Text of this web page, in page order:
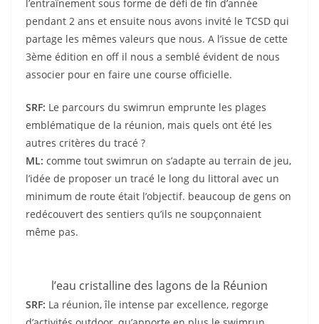
l’entraînement sous forme de défi de fin d’année
pendant 2 ans et ensuite nous avons invité le TCSD qui
partage les mêmes valeurs que nous. A l’issue de cette
3ème édition en off il nous a semblé évident de nous
associer pour en faire une course officielle.
SRF: Le parcours du swimrun emprunte les plages
emblématique de la réunion, mais quels ont été les
autres critères du tracé ?
ML: comme tout swimrun on s’adapte au terrain de jeu,
l’idée de proposer un tracé le long du littoral avec un
minimum de route était l’objectif. beaucoup de gens on
redécouvert des sentiers qu’ils ne soupçonnaient
même pas.
l’eau cristalline des lagons de la Réunion
SRF: La réunion, île intense par excellence, regorge